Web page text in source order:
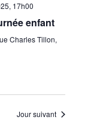
17h00
enfant
Charles Tillon,
Jour suivant